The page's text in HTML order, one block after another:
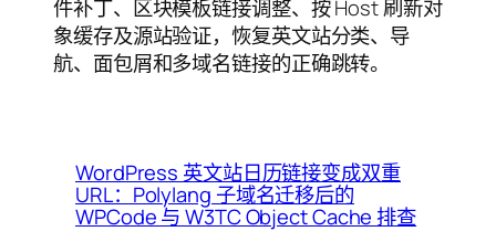
件补丁、区块模板链接调整、按 Host 刷新对
象缓存及源站验证，恢复英文站分类、导
航、面包屑和多域名链接的正确跳转。
WordPress 英文站日历链接变成双重
URL：Polylang 子域名迁移后的
WPCode 与 W3TC Object Cache 排查